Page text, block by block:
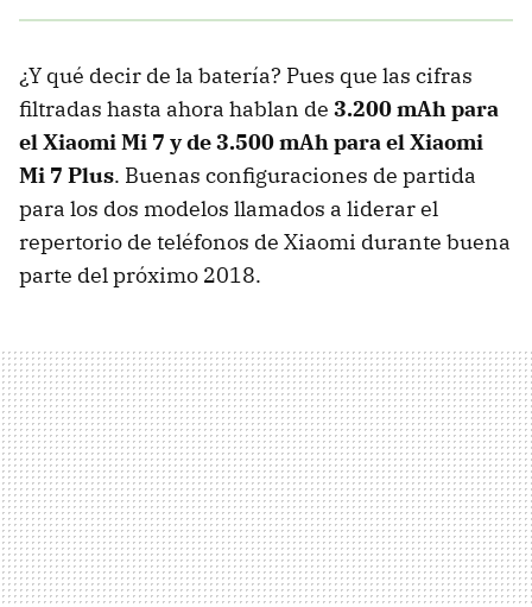
¿Y qué decir de la batería? Pues que las cifras
filtradas hasta ahora hablan de 3.200 mAh para
el Xiaomi Mi 7 y de 3.500 mAh para el Xiaomi
Mi 7 Plus. Buenas configuraciones de partida
para los dos modelos llamados a liderar el
repertorio de teléfonos de Xiaomi durante buena
parte del próximo 2018.